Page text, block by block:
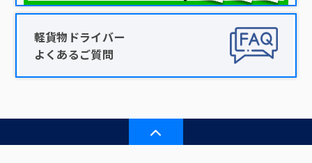
軽貨物ドライバー
よくあるご質問